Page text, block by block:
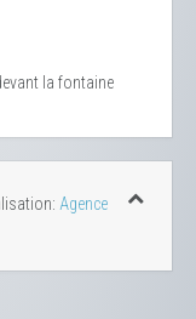
la fontaine
Agence